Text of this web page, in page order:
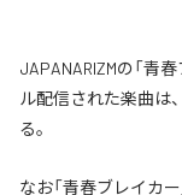
JAPANARIZMの「青
ル配信された楽曲は
る。
なお「青春ブレイカー